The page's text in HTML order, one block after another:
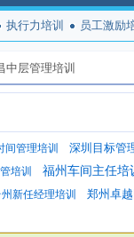
执行力培训 员工激励
中层管理培训
间管理培训 深圳目标管
培训 福州车间主任培
州新任经理培训 郑州卓